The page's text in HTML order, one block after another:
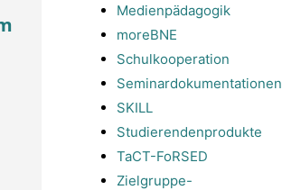
Medienpädagogik
moreBNE
Schulkooperation
Seminardokumentationen
SKILL
Studierendenprodukte
TaCT-FoRSED
Zielgruppe-